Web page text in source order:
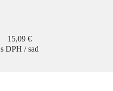
Cena
15,09 €
s DPH / sad